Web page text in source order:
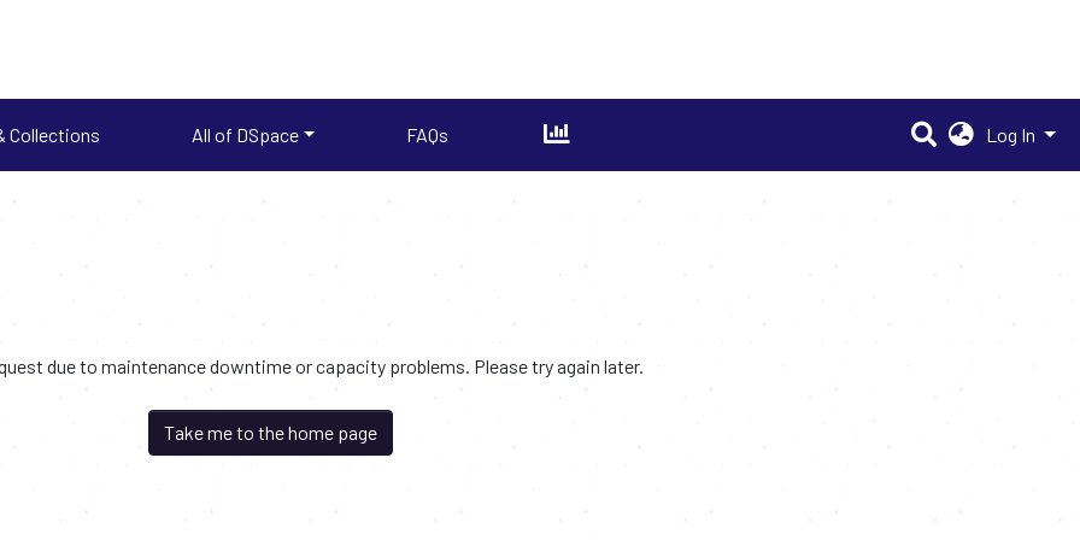
Collections All of DSpace FAQs Log In
due to maintenance downtime or capacity problems. Please try again later.
Take me to the home page